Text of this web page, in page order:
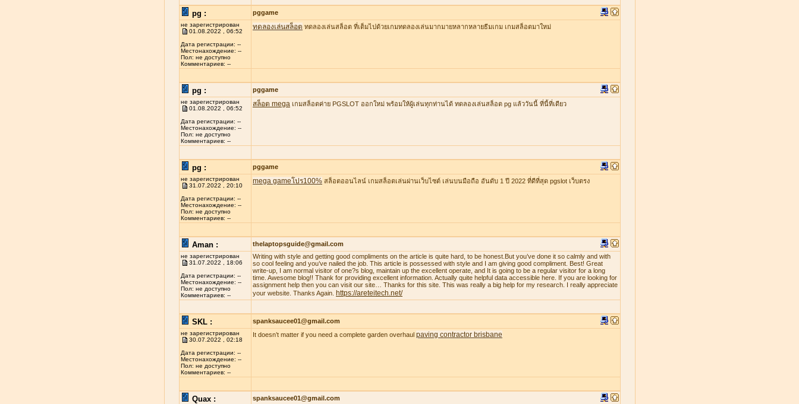
pg : pggame
не зарегистрирован
01.08.2022 , 06:52
Дата регистрации: --
Местонахождение: --
Пол: не доступно
Комментариев: --
ทดลองเล่นสล็อต ทดลองเล่นสล็อต ที่เต็มไปด้วยเกมทดลองเล่นมากมายหลากหลายธีมเกม เกมสล็อตมาใหม่
pg : pggame
не зарегистрирован
01.08.2022 , 06:52
Дата регистрации: --
Местонахождение: --
Пол: не доступно
Комментариев: --
สล็อต mega เกมสล็อตค่าย PGSLOT ออกใหม่ พร้อมให้ผู้เล่นทุกท่านได้ ทดลองเล่นสล็อต pg แล้ววันนี้ ที่นี้ที่เดียว
pg : pggame
не зарегистрирован
31.07.2022 , 20:10
Дата регистрации: --
Местонахождение: --
Пол: не доступно
Комментариев: --
mega gameโปร100% สล็อตออนไลน์ เกมสล็อตเล่นผ่านเว็บไซต์ เล่นบนมือถือ อันดับ 1 ปี 2022 ที่ดีที่สุด pgslot เว็บตรง
Aman : thelaptopsguide@gmail.com
не зарегистрирован
31.07.2022 , 18:06
Дата регистрации: --
Местонахождение: --
Пол: не доступно
Комментариев: --
Writing with style and getting good compliments on the article is quite hard, to be honest.But you’ve done it so calmly and with
so cool feeling and you’ve nailed the job. This article is possessed with style and I am giving good compliment. Best! Great
write-up, I am normal visitor of one?s blog, maintain up the excellent operate, and It is going to be a regular visitor for a long
time. Awesome blog!! Thank for providing excellent information. Actually quite helpful data accessible here. If you are looking for
assignment help then you can visit our site… Thanks for this site. This was really a big help for my research. I really appreciate
your website. Thanks Again.
https://areteitech.net/
SKL : spanksaucee01@gmail.com
не зарегистрирован
30.07.2022 , 02:18
Дата регистрации: --
Местонахождение: --
Пол: не доступно
Комментариев: --
It doesn’t matter if you need a complete garden overhaul paving contractor brisbane
Quax : spanksaucee01@gmail.com